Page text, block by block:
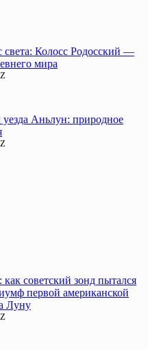
света: Колосс Родосский —
мира
Аньлун: природное
советский зонд пытался
первой американской
Луну